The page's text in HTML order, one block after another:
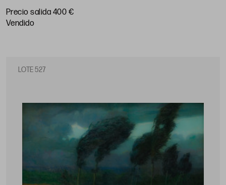
Precio salida 400 €
vendido
LOTE 527